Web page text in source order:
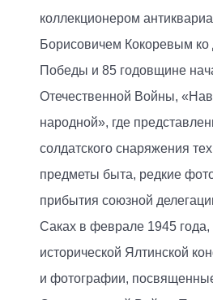
коллекционером
Борисовичем Кокоревым
Победы и 85 годовщине
Отечественной Войны,
народной», где
солдатского снаряжения
предметы быта, редкие
прибытия союзной
Саках в феврале 1945 года,
исторической Ялтинской
и фотографии,